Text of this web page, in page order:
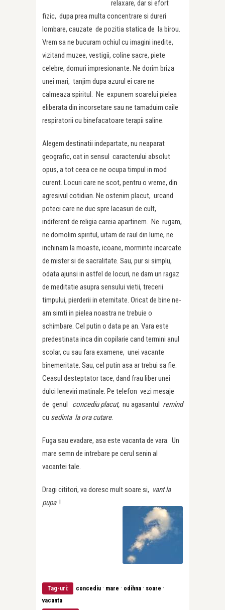
relaxare, dar si efort
fizic, dupa prea multa concentrare si dureri
lombare, cauzate de pozitia statica de la birou.
Vrem sa ne bucuram ochiul cu imagini inedite,
vizitand muzee, vestigii, coline sacre, piete
celebre, domuri impresionante. Ne dorim briza
unei mari, tanjim dupa azurul ei care ne
calmeaza spiritul. Ne expunem soarelui pielea
eliberata din incorsetare sau ne tamaduim caile
respiratorii cu binefacatoare terapii saline.
Alegem destinatii indepartate, nu neaparat
geografic, cat in sensul caracterului absolut
opus, a tot ceea ce ne ocupa timpul in mod
curent. Locuri care ne scot, pentru o vreme, din
agresivul cotidian. Ne ostenim placut, urcand
poteci care ne duc spre lacasuri de cult,
indiferent de religia careia apartinem. Ne rugam,
ne domolim spiritul, uitam de raul din lume, ne
inchinam la moaste, icoane, morminte incarcate
de mister si de sacralitate. Sau, pur si simplu,
odata ajunsi in astfel de locuri, ne dam un ragaz
de meditatie asupra sensului vietii, trecerii
timpului, pierderii in eternitate. Oricat de bine ne-
am simti in pielea noastra ne trebuie o
schimbare. Cel putin o data pe an. Vara este
predestinata inca din copilarie cand termini anul
scolar, cu sau fara examene, unei vacante
binemeritate. Sau, cel putin asa ar trebui sa fie.
Ceasul desteptator tace, dand frau liber unei
dulci leneviri matinale. Pe telefon vezi mesaje
de genul concediu placut, nu agasantul remind
cu sedinta la ora cutare.
Fuga sau evadare, asa este vacanta de vara. Un
mare semn de intrebare pe cerul senin al
vacantei tale.
Dragi cititori, va doresc mult soare si, vant la
pupa !
Tag-uri: concediu · mare · odihna · soare ·
vacanta